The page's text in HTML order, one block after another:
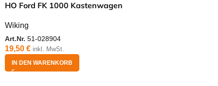
HO Ford FK 1000 Kastenwagen
Wiking
Art.Nr. 51-028904
19,50 € inkl. MwSt.
IN DEN WARENKORB